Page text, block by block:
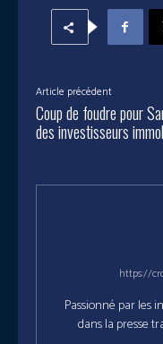
Article précédent
Coup de foudre pour
des investisseurs
https://
Passionné par les
dans la presse